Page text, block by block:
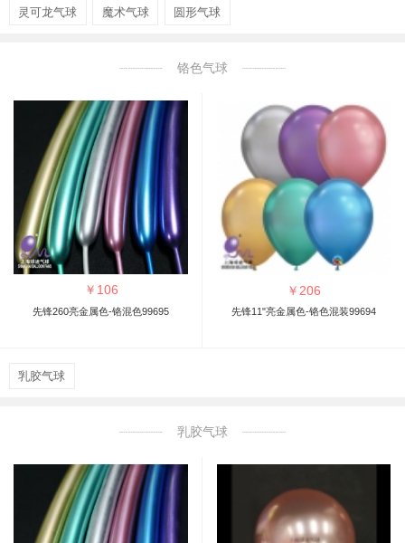
灵可龙气球 魔术气球 圆形气球
铬色气球
￥ 106
先锋260亮金属色-铬混色99695
￥ 206
先锋11"亮金属色-铬色混装99694
乳胶气球
乳胶气球